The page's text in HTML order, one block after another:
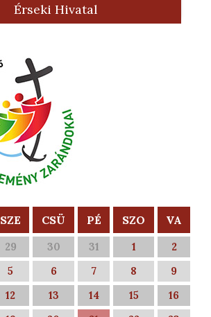
Érseki Hivatal
SZE CSÜ PÉ SZO VA
29 30 31 1
2
5 6 7 8
9
12 13 14 15
16